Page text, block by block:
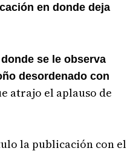
en donde deja
se le observa
desordenado con
atrajo el aplauso de
la publicación con el